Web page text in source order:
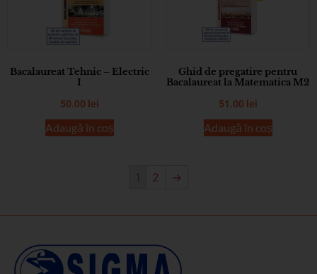
Bacalaureat Tehnic – Electric
I
50.00 lei
Adaugă în coș
Ghid de pregatire pentru
Bacalaureat la Matematica M2
51.00 lei
Adaugă în coș
1 2 →